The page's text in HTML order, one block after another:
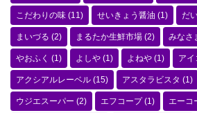
こだわりの味 (11) せいきょう醤油 (1) だ
まいづる (2) まるたか生鮮市場 (2) みなさ
やおふく (1) よしや (1) よねや (1) アイ
アクシアルレーベル (15) アスタラビスタ (1)
ウジエスーパー (2) エフコープ(1) エーコ